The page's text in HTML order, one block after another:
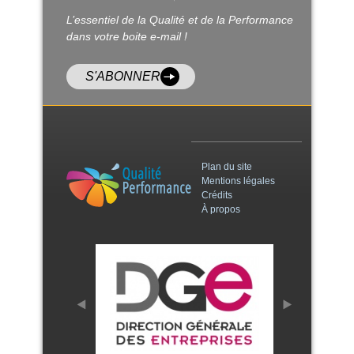
L’essentiel de la Qualité et de la Performance
dans votre boite e-mail !
S'ABONNER
Plan du site
Mentions légales
Crédits
À propos